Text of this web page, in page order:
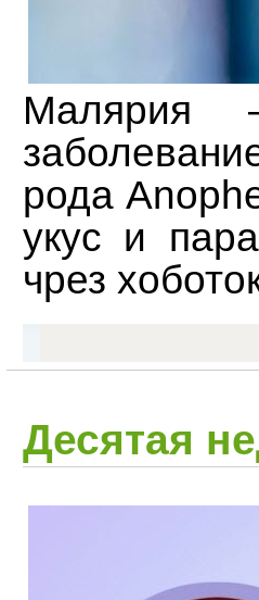
Малярия
рода
укус и
чрез
Десятая